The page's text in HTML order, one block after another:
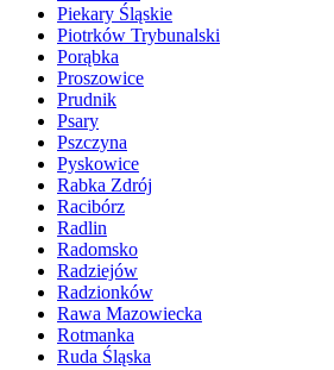
Piekary Śląskie
Piotrków Trybunalski
Porąbka
Proszowice
Prudnik
Psary
Pszczyna
Pyskowice
Rabka Zdrój
Racibórz
Radlin
Radomsko
Radziejów
Radzionków
Rawa Mazowiecka
Rotmanka
Ruda Śląska